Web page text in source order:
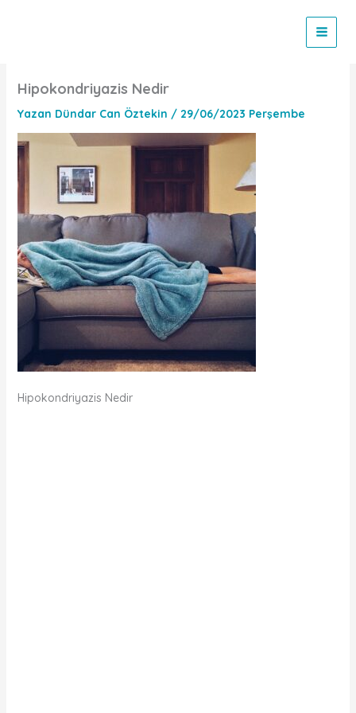
Hipokondriyazis Nedir
Yazan Dündar Can Öztekin / 29/06/2023 Perşembe
Hipokondriyazis Nedir